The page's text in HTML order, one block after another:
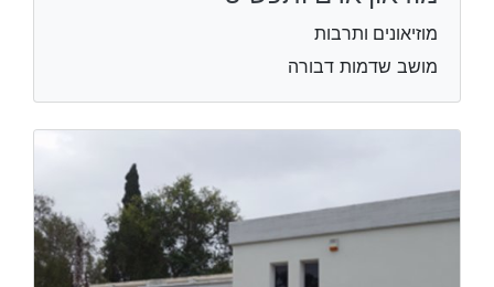
מוזיאונים ותרבות
מושב שדמות דבורה